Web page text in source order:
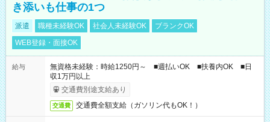
き添いも仕事の1つ
派遣 職種未経験OK 社会人未経験OK
ブランクOK
WEB登録・面接OK
給与
無資格未経験：時給1250円～ ■週払いOK ■扶養内OK ■日
収1万円以上
交通費別途支給あり
交通費 交通費全額支給（ガソリン代もOK！）